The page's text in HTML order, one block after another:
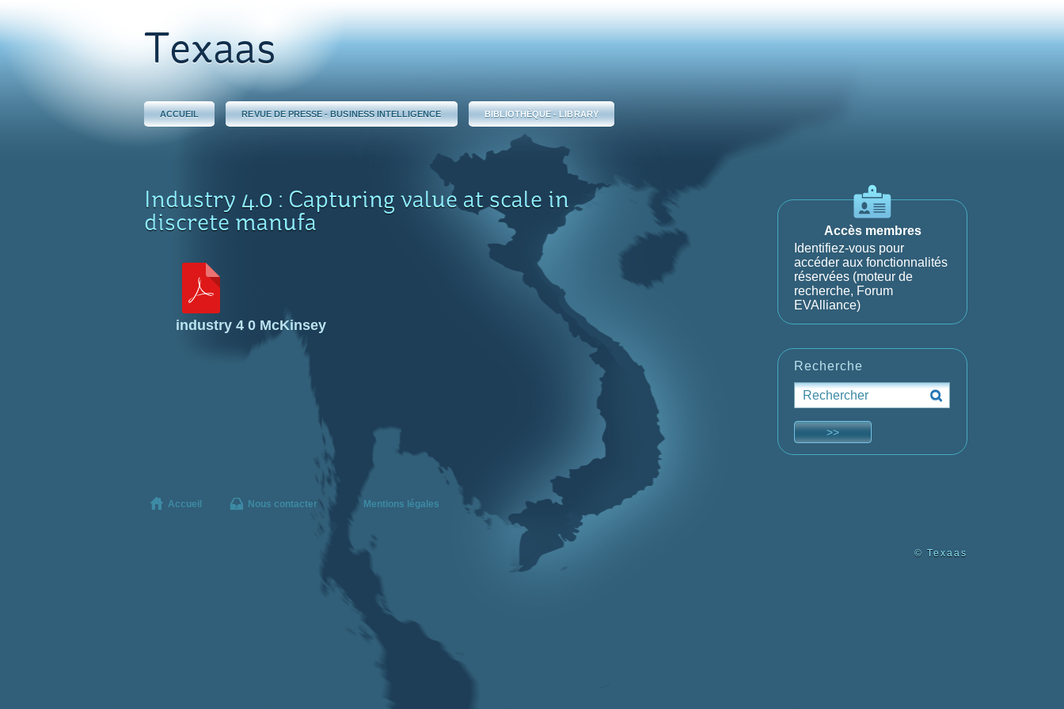
Texaas
ACCUEIL REVUE DE PRESSE - BUSINESS INTELLIGENCE BIBLIOTHÈQUE - LIBRARY
Industry 4.0 : Capturing value at scale in
discrete manufa
industry 4 0 McKinsey
Accès membres
Identifiez-vous pour
accéder aux fonctionnalités
réservées (moteur de
recherche, Forum
EVAlliance)
Recherche
Accueil Nous contacter Mentions légales
© Texaas